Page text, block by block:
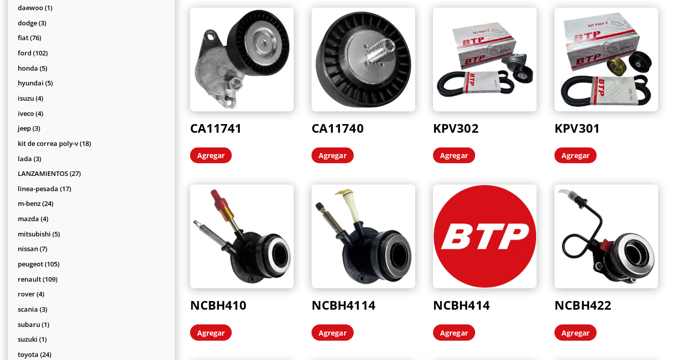
productos
daewoo 11
dodge 33
fiat 7676
productos
ford 102102
productos
honda 55
productos
hyundai 55
isuzu 44
productos
iveco 44
jeep 33
productos
kit de correa poly-v 1818
lada 33
productos
LANZAMIENTOS 2727
linea-pesada 1717
m-benz 2424
mazda 44
productos
mitsubishi 55
nissan 77
productos
peugeot 105105
renault 109109
rover 44
productos
scania 33
productos
subaru 11
suzuki 11
producto
toyota 2424
CA11741
Agregar
CA11740
Agregar
KPV302
Agregar
KPV301
Agregar
NCBH410
Agregar
NCBH4114
Agregar
NCBH414
Agregar
NCBH422
Agregar